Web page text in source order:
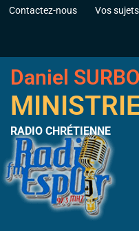
Contactez-nous Vos
Daniel
RADIO CHRÉTIENNE